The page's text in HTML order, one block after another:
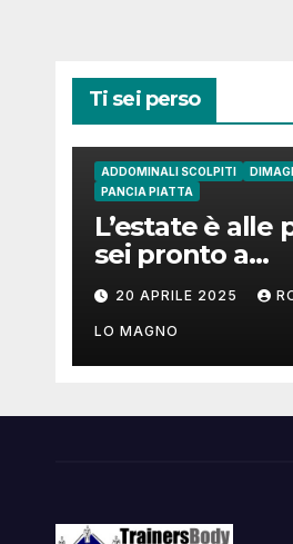
Ti sei perso
ADDOMINALI SCOLPITI
PANCIA PIATTA
L’estate è alle
sei pronto a
mostrare il tuo
addome
20 APRILE 2025
LO MAGNO